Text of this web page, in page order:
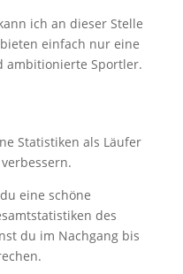
ich an dieser Stelle
einfach nur eine
ambitionierte Sportler.
Statistiken als Läufer
eine schöne
des
du im Nachgang bis